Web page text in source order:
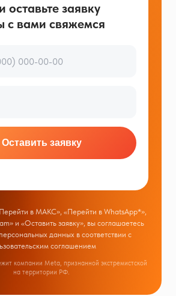
оставьте заявку
с вами свяжемся
Оставить заявку
в МАКС», «Перейти в WhatsApp*»,
и «Оставить заявку», вы соглашаетесь
данных в соответствии с
соглашением
компании Meta, признанной экстремистской
на территории РФ.